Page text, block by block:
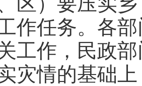
作任务。各
工作，民政
灾情的基础